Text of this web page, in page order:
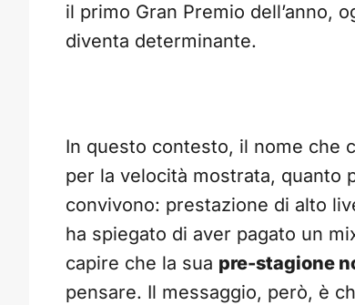
il primo Gran Premio dell’anno,
diventa determinante.
In questo contesto, il nome che
per la velocità mostrata, quanto
convivono: prestazione di alto
ha spiegato di aver pagato un
capire che la sua pre-stagione
pensare. Il messaggio, però, è